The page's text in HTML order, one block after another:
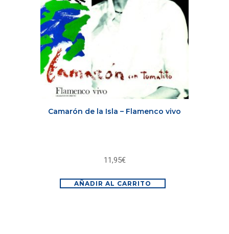
Camarón de la Isla – Flamenco vivo
11,95€
AÑADIR AL CARRITO